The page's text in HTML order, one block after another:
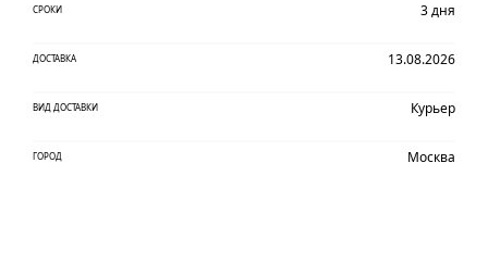
СРОКИ 3 дня
ДОСТАВКА 13.08.2026
ВИД ДОСТАВКИ Курьер
ГОРОД Москва